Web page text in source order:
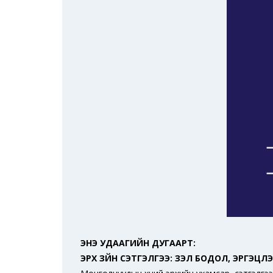
ЭНЭ УДААГИЙН ДУГААРТ:
ЭРХ ЗҮЙН СЭТГЭЛГЭЭ: ҮЗЭЛ БОДОЛ,